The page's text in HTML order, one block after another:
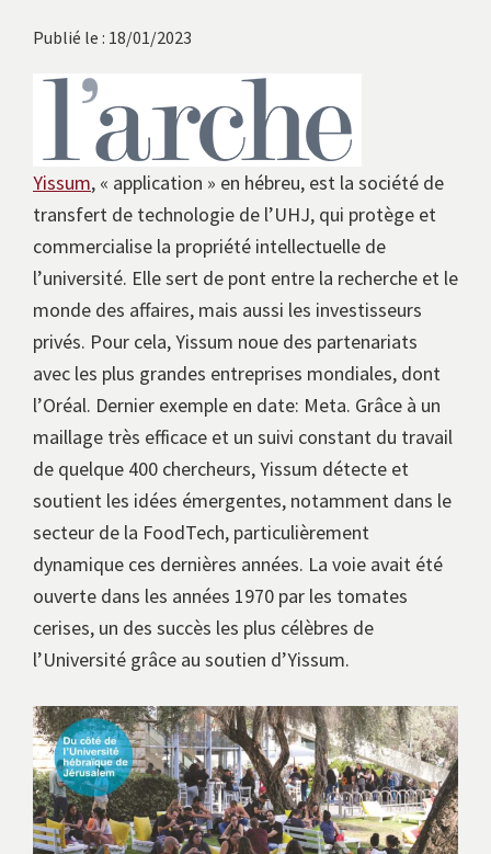
les
instituts
européens.
Publié le : 18/01/2023
Yissum, « application » en hébreu, est la société de
transfert de technologie de l’UHJ, qui protège et
commercialise la propriété intellectuelle de
l’université. Elle sert de pont entre la recherche et le
monde des affaires, mais aussi les investisseurs
privés. Pour cela, Yissum noue des partenariats
avec les plus grandes entreprises mondiales, dont
l’Oréal. Dernier exemple en date: Meta. Grâce à un
maillage très efficace et un suivi constant du travail
de quelque 400 chercheurs, Yissum détecte et
soutient les idées émergentes, notamment dans le
secteur de la FoodTech, particulièrement
dynamique ces dernières années. La voie avait été
ouverte dans les années 1970 par les tomates
cerises, un des succès les plus célèbres de
l’Université grâce au soutien d’Yissum.